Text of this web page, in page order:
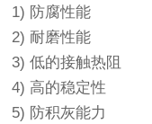
1) 防腐性能
2) 耐磨性能
3) 低的接触热阻
4) 高的稳定性
5) 防积灰能力